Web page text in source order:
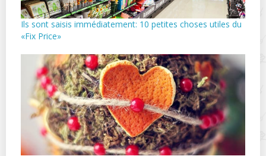
Ils sont saisis immédiatement: 10 petites choses utiles du
«Fix Price»